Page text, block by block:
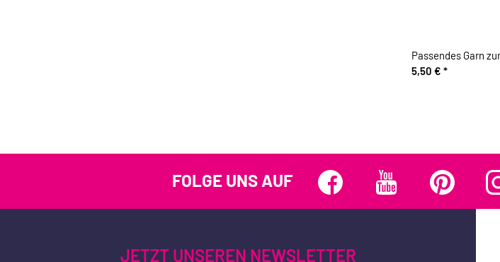
Passendes Garn
5,50 € *
FOLGE UNS AUF
JETZT UNSEREN NEWSLETTER